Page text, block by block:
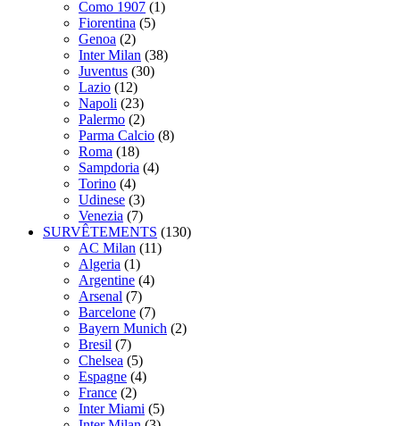
Como 1907 (1)
Fiorentina (5)
Genoa (2)
Inter Milan (38)
Juventus (30)
Lazio (12)
Napoli (23)
Palermo (2)
Parma Calcio (8)
Roma (18)
Sampdoria (4)
Torino (4)
Udinese (3)
Venezia (7)
SURVÊTEMENTS (130)
AC Milan (11)
Algeria (1)
Argentine (4)
Arsenal (7)
Barcelone (7)
Bayern Munich (2)
Bresil (7)
Chelsea (5)
Espagne (4)
France (2)
Inter Miami (5)